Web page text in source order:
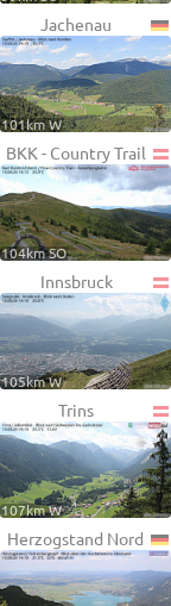
Jachenau
101km W
BKK - Country Trail
104km SO
Innsbruck
105km W
Trins
107km W
Herzogstand Nord